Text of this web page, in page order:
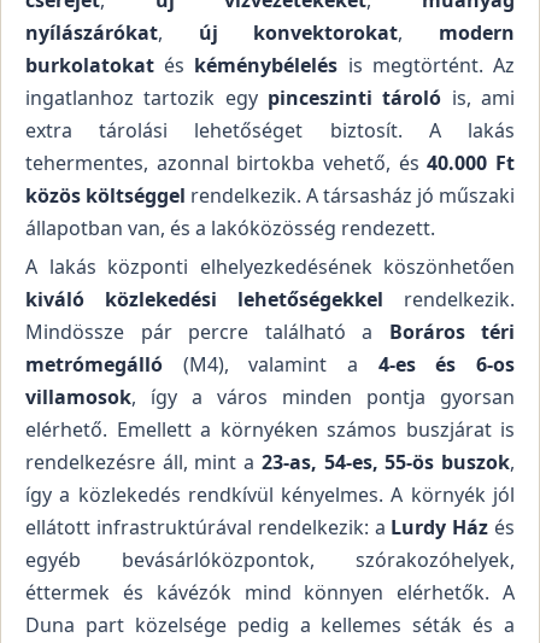
nyílászárókat, új konvektorokat, modern
burkolatokat és kéménybélelés is megtörtént. Az
ingatlanhoz tartozik egy pinceszinti tároló is, ami
extra tárolási lehetőséget biztosít. A lakás
tehermentes, azonnal birtokba vehető, és40.000 Ft
közös költséggel rendelkezik. A társasház jó műszaki
állapotban van, és a lakóközösség rendezett.
A lakás központi elhelyezkedésének köszönhetően
kiváló közlekedési lehetőségekkel rendelkezik.
Mindössze pár percre található a Boráros téri
metrómegálló (M4), valamint a 4-es és 6-os
villamosok, így a város minden pontja gyorsan
elérhető. Emellett a környéken számos buszjárat is
rendelkezésre áll, mint a 23-as, 54-es, 55-ös buszok,
így a közlekedés rendkívül kényelmes. A környék jól
ellátott infrastruktúrával rendelkezik: a Lurdy Ház és
egyéb bevásárlóközpontok, szórakozóhelyek,
éttermek és kávézók mind könnyen elérhetők. A
Duna part közelsége pedig a kellemes séták és a